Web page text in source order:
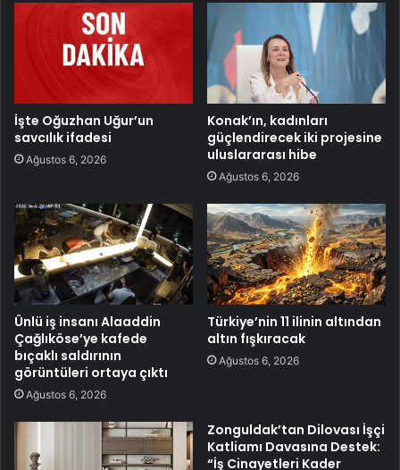
İşte Oğuzhan Uğur’un
savcılık ifadesi
Ağustos 6, 2026
Konak’ın, kadınları
güçlendirecek iki projesine
uluslararası hibe
Ağustos 6, 2026
Ünlü iş insanı Alaaddin
Çağlıköse’ye kafede
bıçaklı saldırının
görüntüleri ortaya çıktı
Ağustos 6, 2026
Türkiye’nin 11 ilinin altından
altın fışkıracak
Ağustos 6, 2026
Zonguldak’tan Dilovası İşçi
Katliamı Davasına Destek:
“İş Cinayetleri Kader